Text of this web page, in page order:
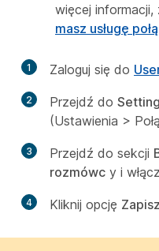
więcej informacji,
masz usługę
1 Zaloguj się do
2 Przejdź do
(Ustawienia >
3 Przejdź do sekcji
rozmówc y i
4 Kliknij opcję Zapisz